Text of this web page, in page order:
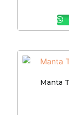
Manta